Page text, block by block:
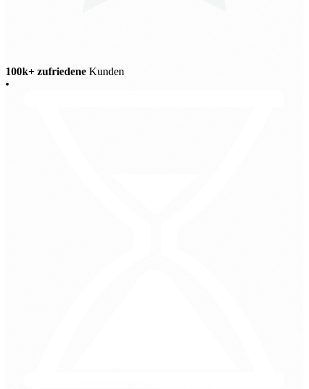
100k+ zufriedene Kunden
•